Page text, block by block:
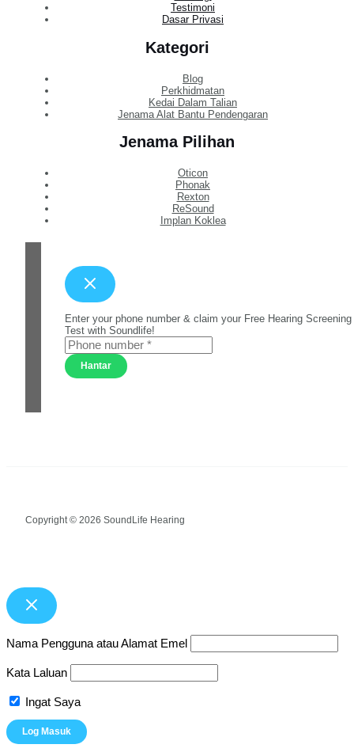
Testimoni
Dasar Privasi
Kategori
Blog
Perkhidmatan
Kedai Dalam Talian
Jenama Alat Bantu Pendengaran
Jenama Pilihan
Oticon
Phonak
Rexton
ReSound
Implan Koklea
Enter your phone number & claim your Free Hearing Screening
Test with Soundlife!
Hantar
Copyright © 2026 SoundLife Hearing
Nama Pengguna atau Alamat Emel
Kata Laluan
Ingat Saya